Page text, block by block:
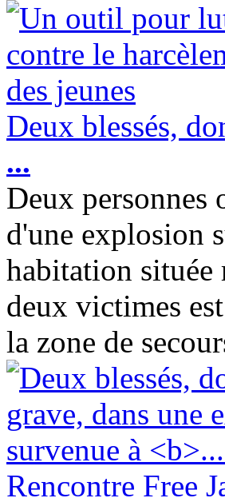
Deux blessés,
...
Deux personnes
d'une explosion
habitation située
deux victimes
la zone de
Rencontre Free